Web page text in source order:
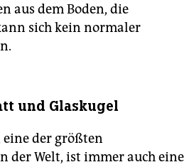
aus dem Boden, die
sich kein normaler
und Glaskugel
eine der größten
der Welt, ist immer auch eine